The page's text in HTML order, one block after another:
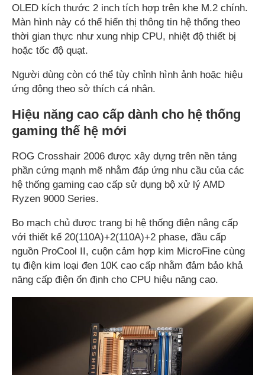
OLED kích thước 2 inch tích hợp trên khe M.2 chính.
Màn hình này có thể hiển thị thông tin hệ thống theo
thời gian thực như xung nhịp CPU, nhiệt độ thiết bị
hoặc tốc độ quạt.
Người dùng còn có thể tùy chỉnh hình ảnh hoặc hiệu
ứng động theo sở thích cá nhân.
Hiệu năng cao cấp dành cho hệ thống
gaming thế hệ mới
ROG Crosshair 2006 được xây dựng trên nền tảng
phần cứng mạnh mẽ nhằm đáp ứng nhu cầu của các
hệ thống gaming cao cấp sử dụng bộ xử lý AMD
Ryzen 9000 Series.
Bo mạch chủ được trang bị hệ thống điện nâng cấp
với thiết kế 20(110A)+2(110A)+2 phase, đầu cấp
nguồn ProCool II, cuộn cảm hợp kim MicroFine cùng
tụ điện kim loại đen 10K cao cấp nhằm đảm bảo khả
năng cấp điện ổn định cho CPU hiệu năng cao.